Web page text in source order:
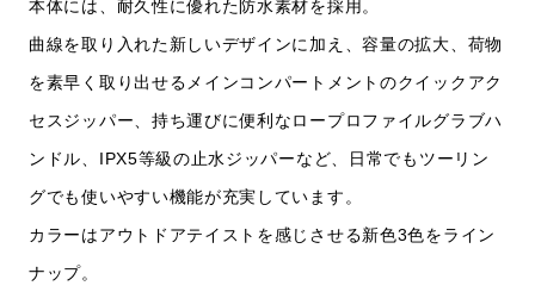
本体には、耐久性に優れた防水素材を採用。
曲線を取り入れた新しいデザインに加え、容量の拡大、荷物
を素早く取り出せるメインコンパートメントのクイックアク
セスジッパー、持ち運びに便利なロープロファイルグラブハ
ンドル、IPX5等級の止水ジッパーなど、日常でもツーリン
グでも使いやすい機能が充実しています。
カラーはアウトドアテイストを感じさせる新色3色をライン
ナップ。